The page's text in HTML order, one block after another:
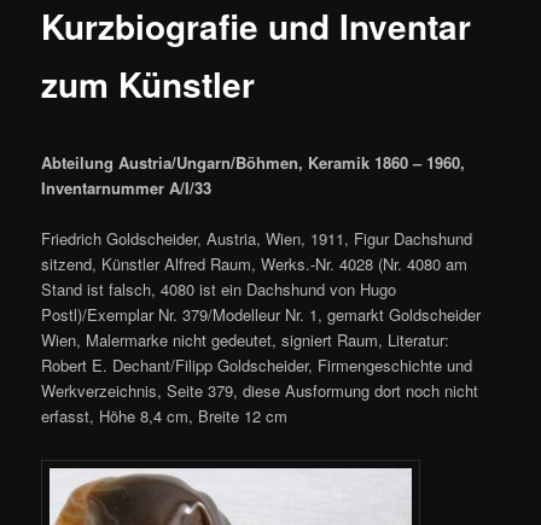
Kurzbiografie und Inventar
zum Künstler
Abteilung Austria/Ungarn/Böhmen, Keramik 1860 – 1960,
Inventarnummer A/I/33
Friedrich Goldscheider, Austria, Wien, 1911, Figur Dachshund
sitzend, Künstler Alfred Raum, Werks.-Nr. 4028 (Nr. 4080 am
Stand ist falsch, 4080 ist ein Dachshund von Hugo
Postl)/Exemplar Nr. 379/Modelleur Nr. 1, gemarkt Goldscheider
Wien, Malermarke nicht gedeutet, signiert Raum, Literatur:
Robert E. Dechant/Filipp Goldscheider, Firmengeschichte und
Werkverzeichnis, Seite 379, diese Ausformung dort noch nicht
erfasst, Höhe 8,4 cm, Breite 12 cm